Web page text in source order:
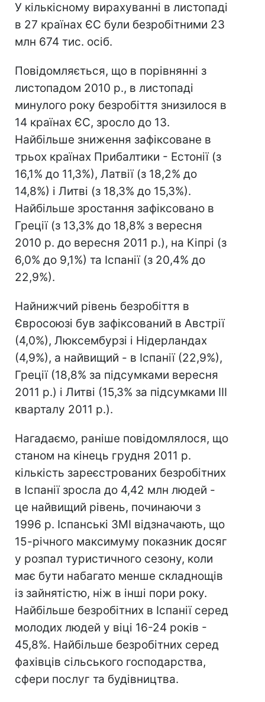
У кількісному вирахуванні в листопаді
в 27 країнах ЄС були безробітними 23
млн 674 тис. осіб.
Повідомляється, що в порівнянні з
листопадом 2010 р., в листопаді
минулого року безробіття знизилося в
14 країнах ЄС, зросло до 13.
Найбільше зниження зафіксоване в
трьох країнах Прибалтики - Естонії (з
16,1% до 11,3%), Латвії (з 18,2% до
14,8%) і Литві (з 18,3% до 15,3%).
Найбільше зростання зафіксовано в
Греції (з 13,3% до 18,8% з вересня
2010 р. до вересня 2011 р.), на Кіпрі (з
6,0% до 9,1%) та Іспанії (з 20,4% до
22,9%).
Найнижчий рівень безробіття в
Євросоюзі був зафіксований в Австрії
(4,0%), Люксембурзі і Нідерландах
(4,9%), а найвищий - в Іспанії (22,9%),
Греції (18,8% за підсумками вересня
2011 р.) і Литві (15,3% за підсумками III
кварталу 2011 р.).
Нагадаємо, раніше повідомлялося, що
станом на кінець грудня 2011 р.
кількість зареєстрованих безробітних
в Іспанії зросла до 4,42 млн людей -
це найвищий рівень, починаючи з
1996 р. Іспанські ЗМІ відзначають, що
15-річного максимуму показник досяг
у розпал туристичного сезону, коли
має бути набагато менше складнощів
із зайнятістю, ніж в інші пори року.
Найбільше безробітних в Іспанії серед
молодих людей у віці 16-24 років -
45,8%. Найбільше безробітних серед
фахівців сільського господарства,
сфери послуг та будівництва.